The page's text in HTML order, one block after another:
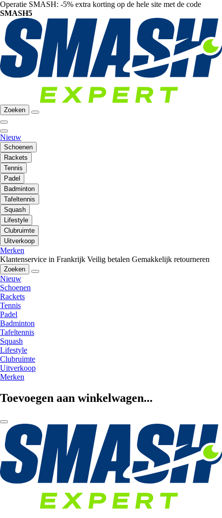
Operatie SMASH: -5% extra korting op de hele site met de code
SMASH5
Zoeken
Nieuw
Schoenen
Rackets
Tennis
Padel
Badminton
Tafeltennis
Squash
Lifestyle
Clubruimte
Uitverkoop
Merken
Klantenservice in Frankrijk Veilig betalen Gemakkelijk retourneren
Zoeken
Nieuw
Schoenen
Rackets
Tennis
Padel
Badminton
Tafeltennis
Squash
Lifestyle
Clubruimte
Uitverkoop
Merken
Toevoegen aan winkelwagen...